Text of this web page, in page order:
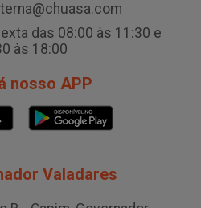
das 08:00 às 11:30 e
às 18:00
nosso APP
Valadares